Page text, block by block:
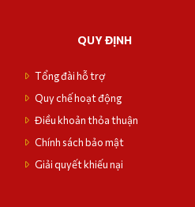
QUY ĐỊNH
Tổng đài hỗ trợ
Quy chế hoạt động
Điều khoản thỏa thuận
Chính sách bảo mật
Giải quyết khiếu nại